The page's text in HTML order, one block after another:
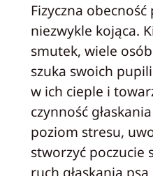
Fizyczna
niezwykle kojąca.
smutek, wiele
szuka swoich
w ich cieple i
czynność
poziom stresu,
stworzyć poczucie